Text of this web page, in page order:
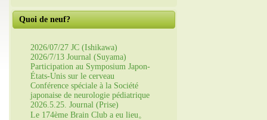
Quoi de neuf?
2026/07/27 JC (Ishikawa)
2026/7/13 Journal (Suyama)
Participation au Symposium Japon-
États-Unis sur le cerveau
Conférence spéciale à la Société
japonaise de neurologie pédiatrique
2026.5.25. Journal (Prise)
Le 174ème Brain Club a eu lieu。